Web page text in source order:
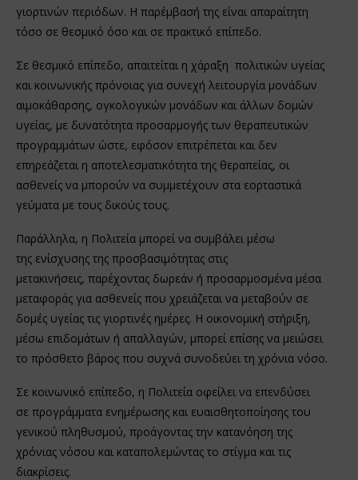
γιορτινών περιόδων. Η παρέμβασή της είναι απαραίτητη
τόσο σε θεσμικό όσο και σε πρακτικό επίπεδο.
Σε θεσμικό επίπεδο, απαιτείται η χάραξη πολιτικών υγείας
και κοινωνικής πρόνοιας για συνεχή λειτουργία μονάδων
αιμοκάθαρσης, ογκολογικών μονάδων και άλλων δομών
υγείας, με δυνατότητα προσαρμογής των θεραπευτικών
προγραμμάτων ώστε, εφόσον επιτρέπεται και δεν
επηρεάζεται η αποτελεσματικότητα της θεραπείας, οι
ασθενείς να μπορούν να συμμετέχουν στα εορταστικά
γεύματα με τους δικούς τους.
Παράλληλα, η Πολιτεία μπορεί να συμβάλει μέσω
της ενίσχυσης της προσβασιμότητας στις
μετακινήσεις, παρέχοντας δωρεάν ή προσαρμοσμένα μέσα
μεταφοράς για ασθενείς που χρειάζεται να μεταβούν σε
δομές υγείας τις γιορτινές ημέρες. Η οικονομική στήριξη,
μέσω επιδομάτων ή απαλλαγών, μπορεί επίσης να μειώσει
το πρόσθετο βάρος που συχνά συνοδεύει τη χρόνια νόσο.
Σε κοινωνικό επίπεδο, η Πολιτεία οφείλει να επενδύσει
σε προγράμματα ενημέρωσης και ευαισθητοποίησης του
γενικού πληθυσμού, προάγοντας την κατανόηση της
χρόνιας νόσου και καταπολεμώντας το στίγμα και τις
διακρίσεις.